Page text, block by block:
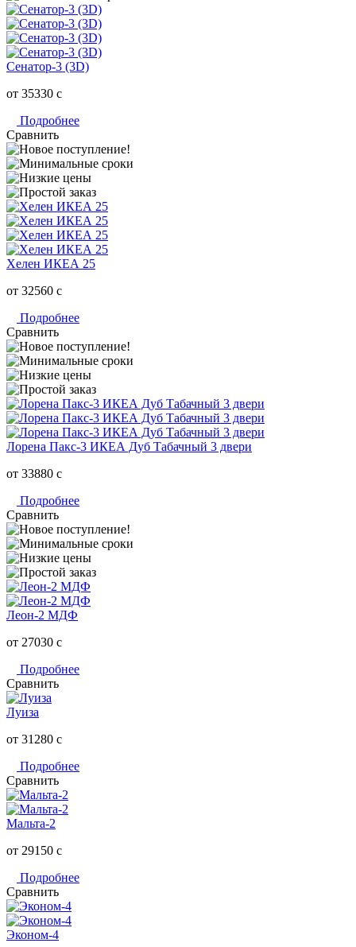
Сенатор-3 (3D)
от 35330 c
Подробнее
Сравнить
Хелен ИКЕА 25
от 32560 c
Подробнее
Сравнить
Лорена Пакс-3 ИКЕА Дуб Табачный 3 двери
от 33880 c
Подробнее
Сравнить
Леон-2 МДФ
от 27030 c
Подробнее
Сравнить
Луиза
от 31280 c
Подробнее
Сравнить
Мальта-2
от 29150 c
Подробнее
Сравнить
Эконом-4